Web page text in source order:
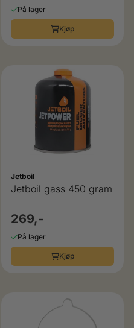
På lager
Kjøp
Jetboil
Jetboil gass 450 gram
269,-
På lager
Kjøp